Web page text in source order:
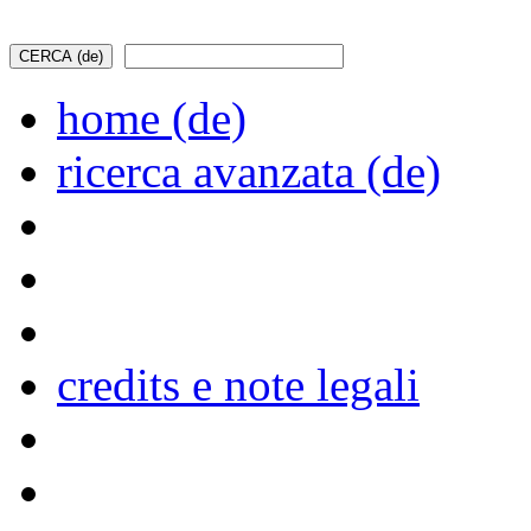
home (de)
ricerca avanzata (de)
credits e note legali